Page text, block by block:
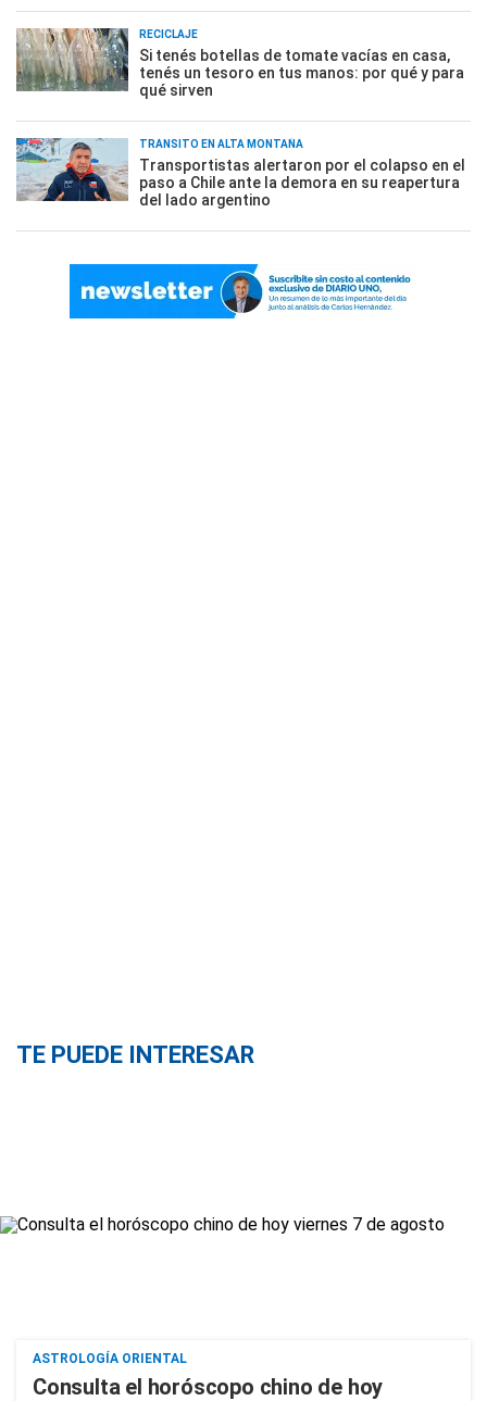
RECICLAJE
Si tenés botellas de tomate vacías en casa,
tenés un tesoro en tus manos: por qué y para
qué sirven
TRÁNSITO EN ALTA MONTAÑA
Transportistas alertaron por el colapso en el
paso a Chile ante la demora en su reapertura
del lado argentino
TE PUEDE INTERESAR
ASTROLOGÍA ORIENTAL
Consulta el horóscopo chino de hoy